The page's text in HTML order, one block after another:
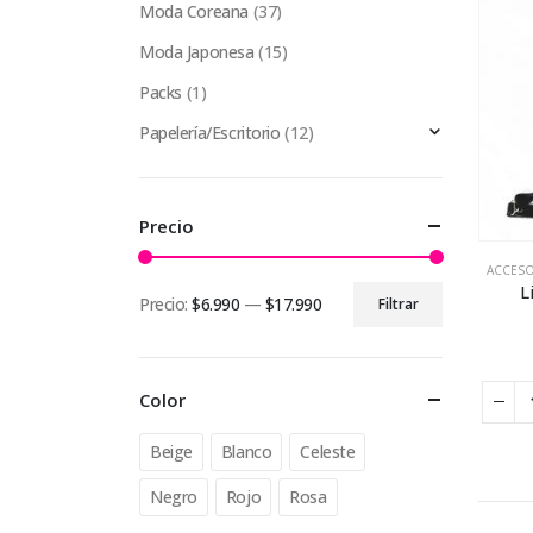
Moda Coreana (37)
Moda Japonesa (15)
Packs (1)
Papelería/Escritorio (12)
Precio
mínimo
máximo
Filtrar
Precio:$6.990 — $17.990
Color
Beige Blanco
Celeste
Negro
Rojo Rosa